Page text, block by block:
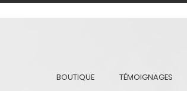
BOUTIQUE TÉMOIGNAGES